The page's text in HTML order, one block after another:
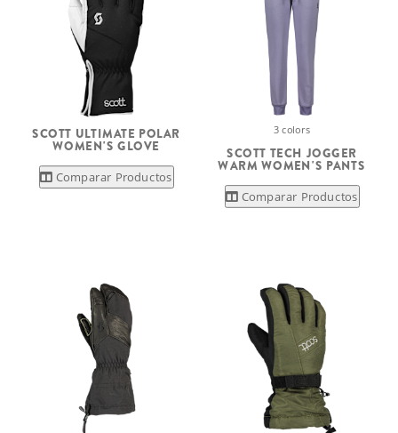
SCOTT ULTIMATE POLAR
WOMEN'S GLOVE
Comparar Productos
3 colors
SCOTT TECH JOGGER
WARM WOMEN'S PANTS
Comparar Productos